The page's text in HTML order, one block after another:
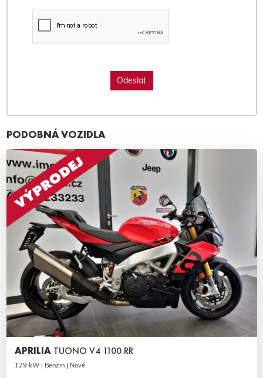
PODOBNÁ VOZIDLA
APRILIA TUONO V4 1100 RR
129 kW | Benzin | Nové